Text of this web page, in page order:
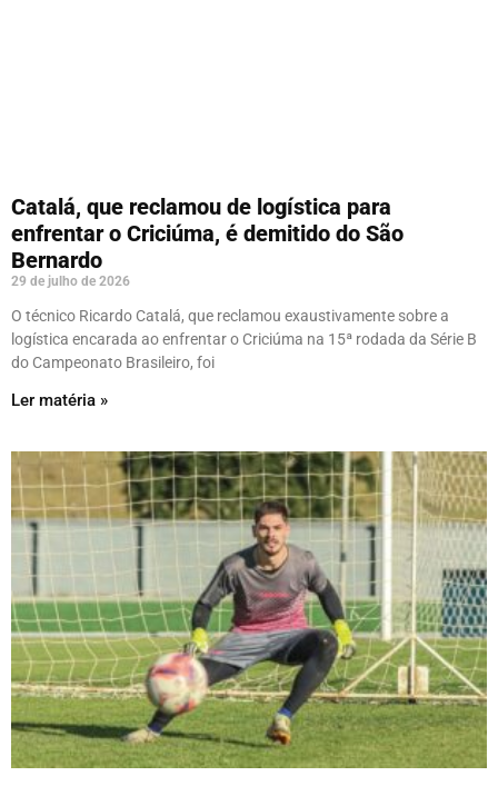
Catalá, que reclamou de logística para
enfrentar o Criciúma, é demitido do São
Bernardo
29 de julho de 2026
O técnico Ricardo Catalá, que reclamou exaustivamente sobre a
logística encarada ao enfrentar o Criciúma na 15ª rodada da Série B
do Campeonato Brasileiro, foi
Ler matéria »